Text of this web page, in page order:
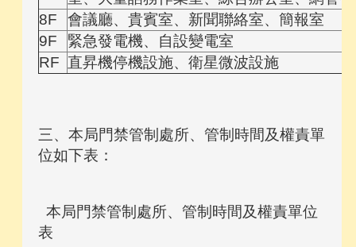
8F
會議廳、貴賓室、新聞聯絡室、簡報室
9F
緊急發電機、自設變電室
RF 直昇機停機設施、衛星微波設施
三、本局門禁管制處所、管制時間及權責單
位如下表：
本局門禁管制處所、管制時間及權責單位
表